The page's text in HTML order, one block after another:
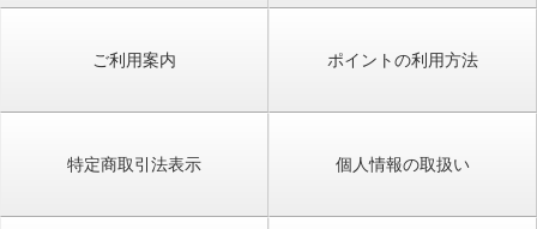
ご利用案内 ポイントの利用方法
特定商取引法表示 個人情報の取扱い